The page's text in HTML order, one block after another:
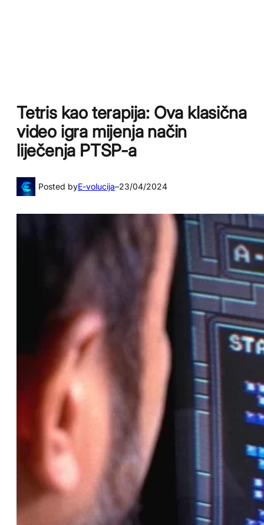
Tetris kao terapija: Ova klasična
video igra mijenja način
liječenja PTSP-a
Posted byE-volucija–23/04/2024